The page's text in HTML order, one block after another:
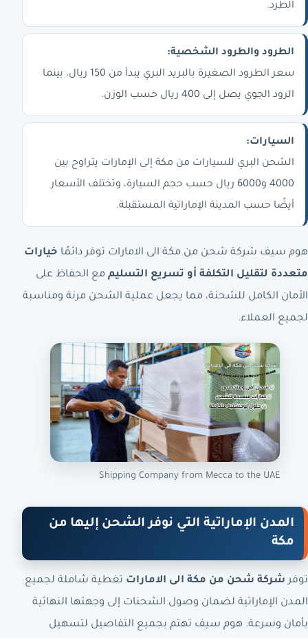
الطرد.
الطرود والطرود الشخصية:
سعر الطرود الصغيرة بالبريد البري يبدأ من 150 ريال، بينما
الرود الجوي يصل إلى 400 ريال حسب الوزن.
السيارات:
الشحن البري للسيارات من مكة إلى الإمارات يتراوح بين
4000 و6000 ريال حسب حجم السيارة، وتختلف الأسعار
أيضًا حسب المدينة الإماراتية المستقبلة.
هوم سيف شركة شحن من مكة الى الامارات توفر دائمًا خيارات
متعددة لتقليل التكلفة أو تسريع التسليم مع الحفاظ على
الأمان الكامل للشحنة، مما يجعل عملية الشحن مرنة ومناسبة
لجميع العملاء.
Shipping Company from Mecca to the UAE
المدن الإماراتية التي نوفر الشحن إليها من
مكة
توفر شركة شحن من مكة الى الامارات تغطية شاملة لجميع
المدن الإماراتية لضمان وصول الشحنات إلى وجهتها النهائية
بأمان وسرعة. هوم سيف تهتم بجميع التفاصيل لتسهيل